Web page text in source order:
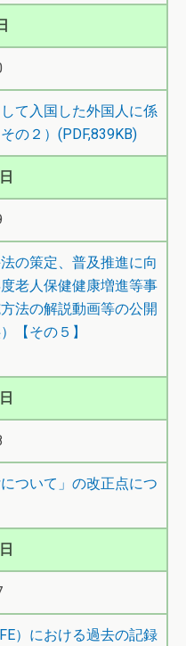
て入国した外国人に係
の２）(PDF,839KB)
の策定、普及推進に向
老人保健健康増進等事
法の解説動画等の公開
【その５】
ついて」の改正点につ
）における過去の記録